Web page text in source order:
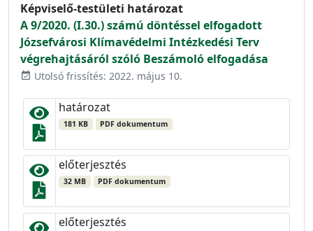
Képviselő-testületi határozat
A 9/2020. (I.30.) számú döntéssel elfogadott
Józsefvárosi Klímavédelmi Intézkedési Terv
végrehajtásáról szóló Beszámoló elfogadása
event_available Utolsó frissítés: 2022. május 10.
határozat
181 KB PDF dokumentum
előterjesztés
32 MB PDF dokumentum
előterjesztés